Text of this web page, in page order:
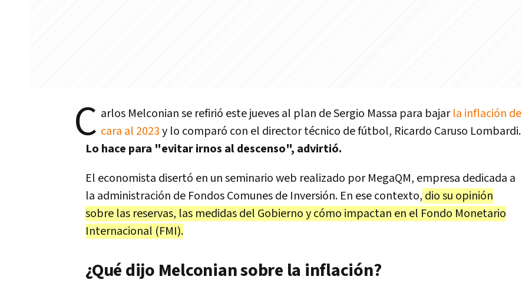
C arlos Melconian se refirió este jueves al plan de Sergio Massa para bajarla inflación de
cara al 2023y lo comparó con el director técnico de fútbol, Ricardo Caruso Lombardi.
Lo hace para "evitar irnos al descenso", advirtió.
El economista disertó en un seminario web realizado por MegaQM, empresa dedicada a
la administración de Fondos Comunes de Inversión. En ese contexto, dio su opinión
sobre las reservas, las medidas del Gobierno y cómo impactan en el Fondo Monetario
Internacional (FMI).
¿Qué dijo Melconian sobre la inflación?